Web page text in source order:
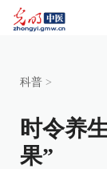
科普 >
时令养
果”